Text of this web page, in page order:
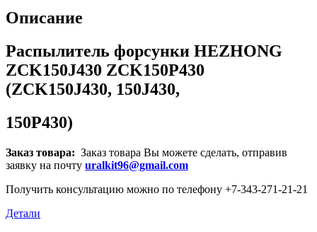
Описание
Распылитель форсунки HEZHONG
ZCK150J430 ZCK150P430
(ZCK150J430, 150J430,
150P430)
Заказ товара: Заказ товара Вы можете сделать, отправив
заявку на почту uralkit96@gmail.com
Получить консультацию можно по телефону +7-343-271-21-21
Детали